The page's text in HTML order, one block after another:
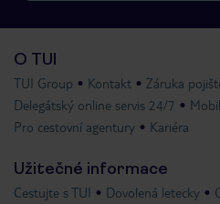
O TUI
TUI Group Kontakt
Záruka
Delegátský online servis 24/7
Pro cestovní agentury
Kariéra
Užitečné informace
Cestujte s TUI Dovolená letecky